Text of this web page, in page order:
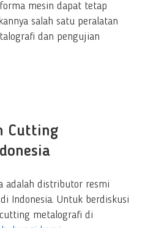
mesin dapat tetap
salah satu peralatan
dan pengujian
Cutting
adalah distributor resmi
Indonesia. Untuk berdiskusi
metalografi di